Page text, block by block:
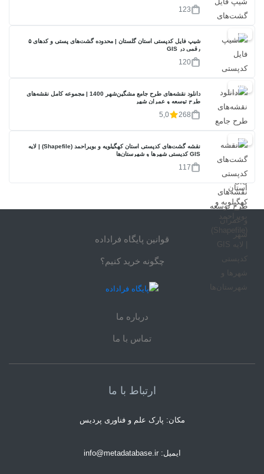
123
40%
شیپ فایل کدپستی استان گلستان | محدوده گشت‌های پستی و کدهای ۵
رقمی در GIS
120
17%
دانلود نقشه‌های طرح جامع مشگین‌شهر 1400 | مجموعه کامل نقشه‌های
طرح توسعه و عمران شهر
268
5,0
40%
نقشه گشت‌های کدپستی استان کهگیلویه و بویراحمد (Shapefile) | لایه
GIS کدپستی شهرها و شهرستان‌ها
117
قوانین پایگاه فراداده
چگونه خرید کنیم؟
درباره ما
تماس با ما
ارتباط با ما
مکان: پارک علم و فناوری پردیس
ایمیل: info@metadatabase.ir